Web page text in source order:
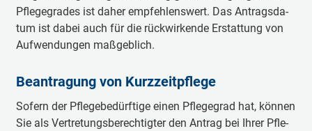
Pfle­ge­gra­des ist da­her emp­feh­lens­wert. Das An­trags­da­
tum ist da­bei auch für die rück­wir­ken­de Er­stat­tung von
Auf­wen­dun­gen maß­geb­lich.
Be­an­tra­gung von Kurz­zeit­pfle­ge
So­fern der Pfle­ge­be­dürf­tige ei­nen Pfle­ge­grad hat, kön­nen
Sie als Ver­tre­tungs­be­rech­tig­ter den An­trag bei Ih­rer Pfle­